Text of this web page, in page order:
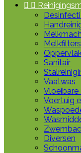
 
Melkfilters
Sanitair
Vaatwas
Vloeibare
Voertuig
Diversen